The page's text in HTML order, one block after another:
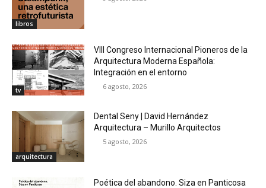
libros
tv
VIII Congreso Internacional Pioneros de la
Arquitectura Moderna Española:
Integración en el entorno
6 agosto, 2026
arquitectura
Dental Seny | David Hernández
Arquitectura – Murillo Arquitectos
5 agosto, 2026
Poética del abandono. Siza en Panticosa